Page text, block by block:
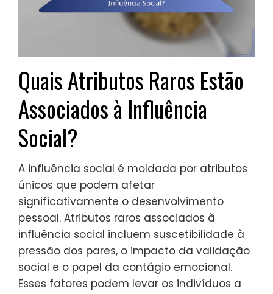
Quais Atributos Raros Estão
Associados à Influência
Social?
A influência social é moldada por atributos
únicos que podem afetar
significativamente o desenvolvimento
pessoal. Atributos raros associados à
influência social incluem suscetibilidade à
pressão dos pares, o impacto da validação
social e o papel da contágio emocional.
Esses fatores podem levar os indivíduos a